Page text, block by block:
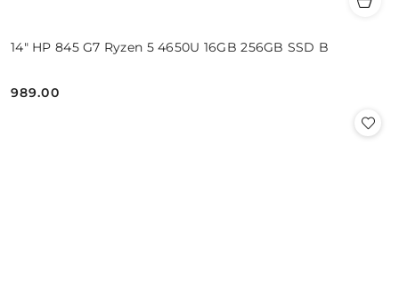
14" HP 845 G7 Ryzen 5 4650U 16GB 256GB SSD B
Cena:
989.00